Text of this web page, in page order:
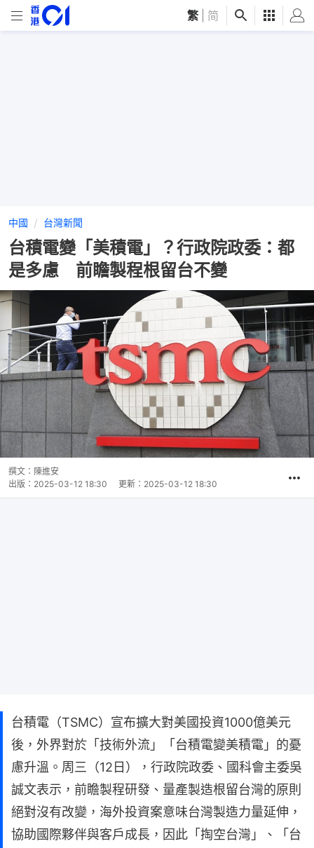
繁 简
中國 台灣新聞
台積電變「美積電」？行政院政委：都
是多慮 前瞻製程根留台不變
撰文： 陳進安
出版： 2025-03-12 18:30 更新： 2025-03-12 18:30
台積電（TSMC）宣布擴大對美國投資1000億美元
後，外界對於「技術外流」「台積電變美積電」的憂
慮升溫。周三（12日），行政院政委、國科會主委吳
誠文表示，前瞻製程研發、量產製造根留台灣的原則
絕對沒有改變，海外投資案意味台灣製造力量延伸，
協助國際夥伴與客戶成長，因此「掏空台灣」、「台